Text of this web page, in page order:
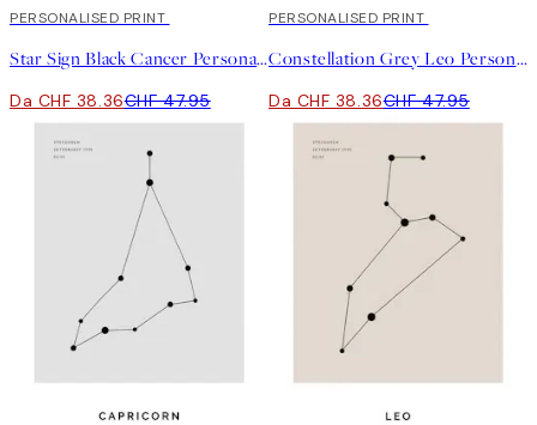
20%*
PERSONALISED PRINT
Star Sign Black Cancer Personal Poster
Da CHF 38.36CHF 47.95
20%*
PERSONALISED PRINT
Constellation Grey Leo Personal Poster
Da CHF 38.36CHF 47.95